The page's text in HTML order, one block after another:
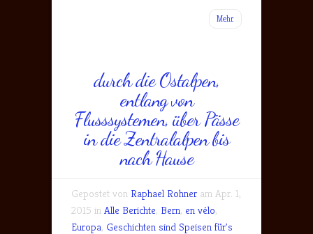
Mehr
durch die Ostalpen,
entlang von
Flusssystemen, über Pässe
in die Zentralalpen bis
nach Hause
Gepostet von Raphael Rohner am Apr. 1,
2015 in Alle Berichte, Bern, en vélo,
Europa, Geschichten sind Speisen für's